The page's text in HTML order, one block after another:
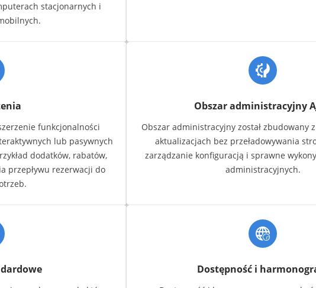
stacjonarnych i
funkcjonalności
lub pasywnych
dodatków, rabatów,
przepływu rezerwacji do
Obszar administracyjny
Obszar administracyjny został zbudowany
aktualizacjach bez przeładowywania
zarządzanie konfiguracją i sprawne
administracyjnych.
Dostępność i